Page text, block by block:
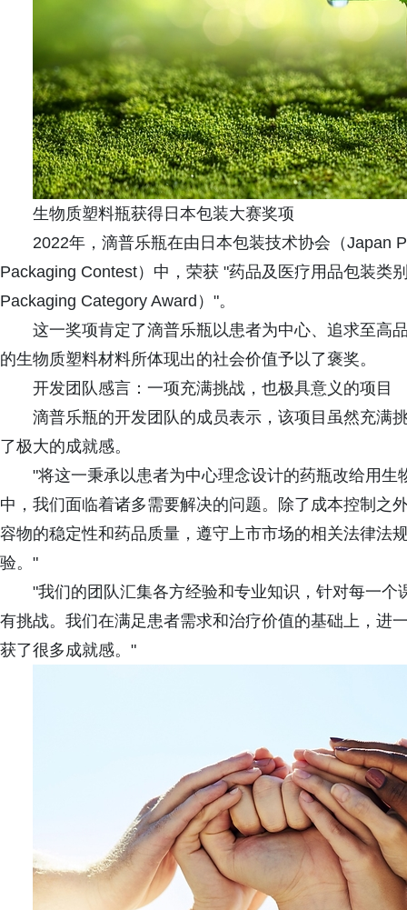
生物质塑料瓶获得日本包装大赛奖项
2022年，滴普乐瓶在由日本包装技术协会（Japan
Packaging Contest）中，荣获 "药品及医疗用品包装类
Packaging Category Award）"。
这一奖项肯定了滴普乐瓶以患者为中心、追求至高
的生物质塑料材料所体现出的社会价值予以了褒奖。
开发团队感言：一项充满挑战，也极具意义的项目
滴普乐瓶的开发团队的成员表示，该项目虽然充满
了极大的成就感。
"将这一秉承以患者为中心理念设计的药瓶改给用
中，我们面临着诸多需要解决的问题。除了成本控制之
容物的稳定性和药品质量，遵守上市市场的相关法律法
验。"
"我们的团队汇集各方经验和专业知识，针对每一
有挑战。我们在满足患者需求和治疗价值的基础上，进
获了很多成就感。"